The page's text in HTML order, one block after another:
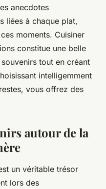
anecdotes
liées à chaque plat,
moments. Cuisiner
constitue une belle
tout en créant
intelligemment
vous offrez des
autour de la
un véritable trésor
lors des